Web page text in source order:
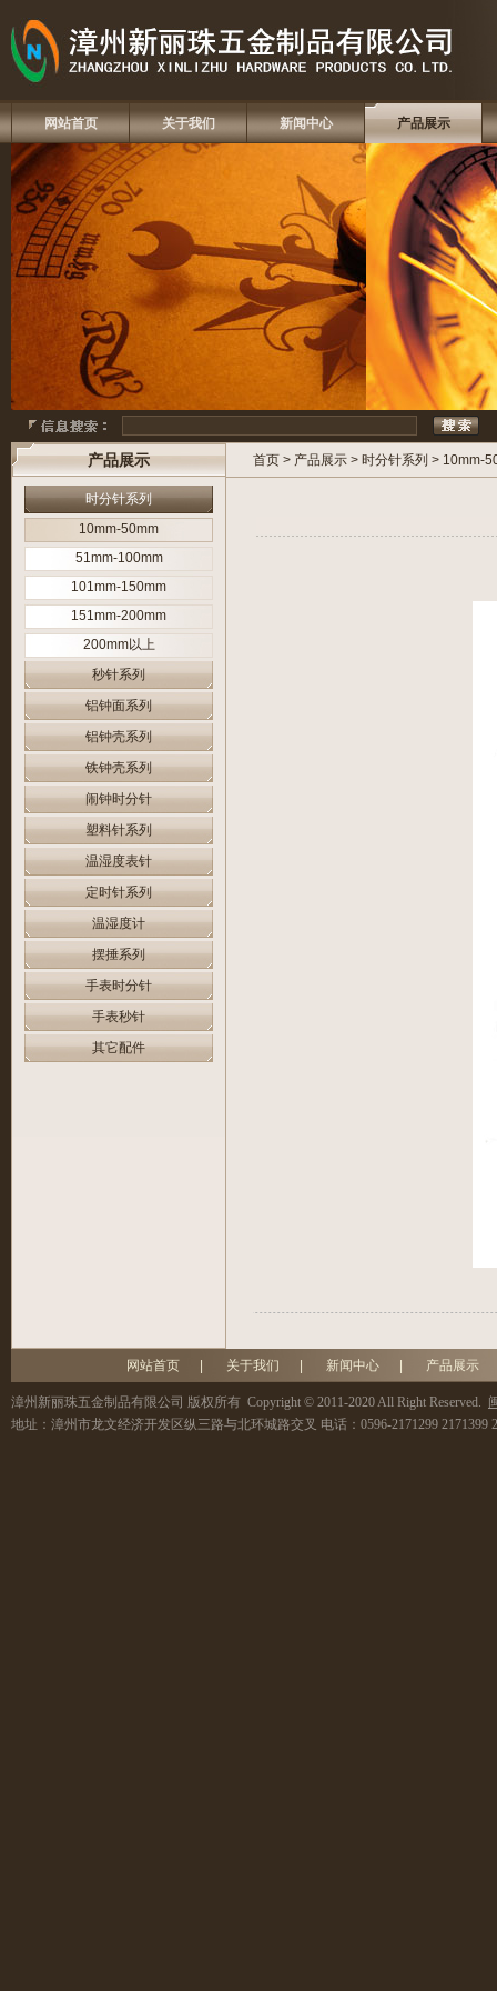
网站首页 关于我们 新闻中心 产品展示
产品展示
时分针系列
10mm-50mm
51mm-100mm
101mm-150mm
151mm-200mm
200mm以上
秒针系列
铝钟面系列
铝钟壳系列
铁钟壳系列
闹钟时分针
塑料针系列
温湿度表针
定时针系列
温湿度计
摆捶系列
手表时分针
手表秒针
其它配件
首页 > 产品展示 > 时分针系列 > 10mm-
网站首页 关于我们 新闻中心 产品展示
漳州新丽珠五金制品有限公司 版权所有 Copyright © 2011-2020 All Right Reserved.
地址： 漳州市龙文经济开发区纵三路与北环城路交叉 电话： 0596-2171299 2171399